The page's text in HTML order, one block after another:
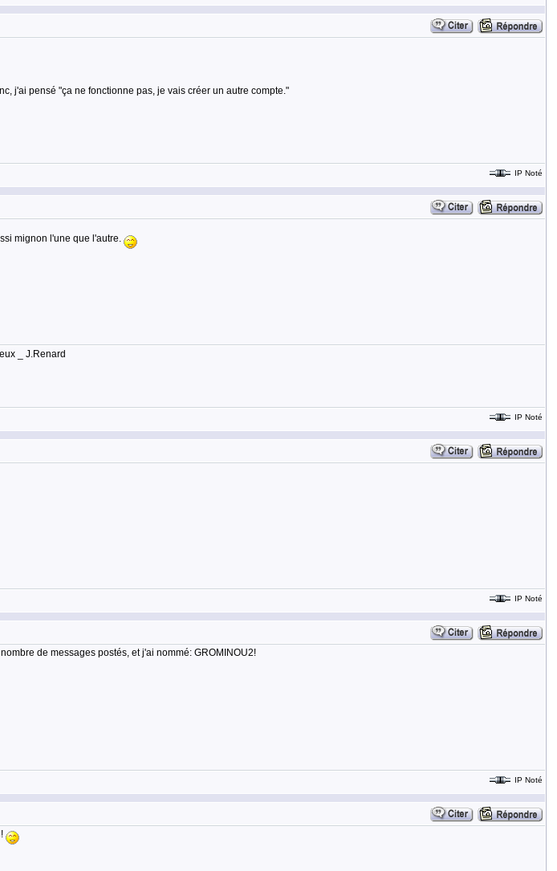
j'ai pensé "ça ne fonctionne pas, je vais créer un autre compte."
IP Noté
mignon l'une que l'autre.
_ J.Renard
IP Noté
IP Noté
de messages postés, et j'ai nommé: GROMINOU2!
IP Noté